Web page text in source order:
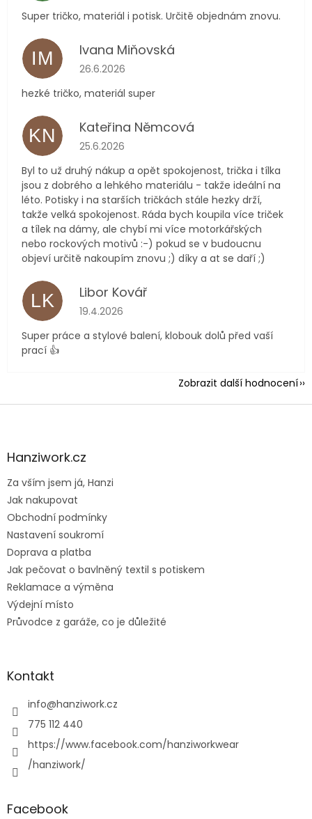
Super tričko, materiál i potisk. Určitě objednám znovu.
IM Ivana Miňovská
Hodnocení obchodu je 5 z 5 hvězdiček.
26.6.2026
hezké tričko, materiál super
KN Kateřina Němcová
Hodnocení obchodu je 5 z 5 hvězdiček.
25.6.2026
Byl to už druhý nákup a opět spokojenost, trička i tílka
jsou z dobrého a lehkého materiálu - takže ideální na
léto. Potisky i na starších tričkách stále hezky drží,
takže velká spokojenost. Ráda bych koupila více triček
a tílek na dámy, ale chybí mi více motorkářských
nebo rockových motivů :-) pokud se v budoucnu
objeví určitě nakoupím znovu ;) díky a at se daří ;)
LK Libor Kovář
Hodnocení obchodu je 5 z 5 hvězdiček.
19.4.2026
Super práce a stylové balení, klobouk dolů před vaší
prací 👍
Zobrazit další hodnocení
Z
aHanziwork.cz
Za vším jsem já, Hanzi
Jak nakupovat
Obchodní podmínky
Nastavení soukromí
Doprava a platba
Jak pečovat o bavlněný textil s potiskem
Reklamace a výměna
Výdejní místo
Průvodce z garáže, co je důležité
Kontakt
info@hanziwork.cz
775 112 440
https://www.facebook.com/hanziworkwear
/hanziwork/
Facebook